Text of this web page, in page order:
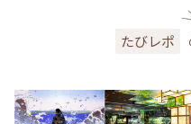
たびレポ